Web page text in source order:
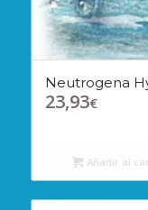
Neutrogena
23,93€
Añadir al